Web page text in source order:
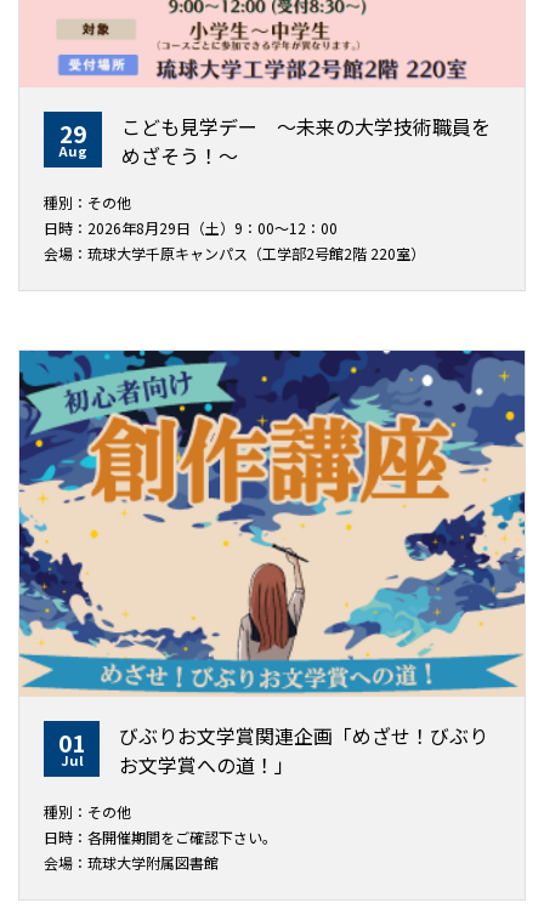
29
Aug
こども見学デー ～未来の大学技術職員を
めざそう！〜
種別：その他
日時：2026年8月29日（土）9：00～12：00
会場：琉球大学千原キャンパス（工学部2号館2階 220室）
01
Jul
びぶりお文学賞関連企画「めざせ！びぶり
お文学賞への道！」
種別：その他
日時：各開催期間をご確認下さい。
会場：琉球大学附属図書館